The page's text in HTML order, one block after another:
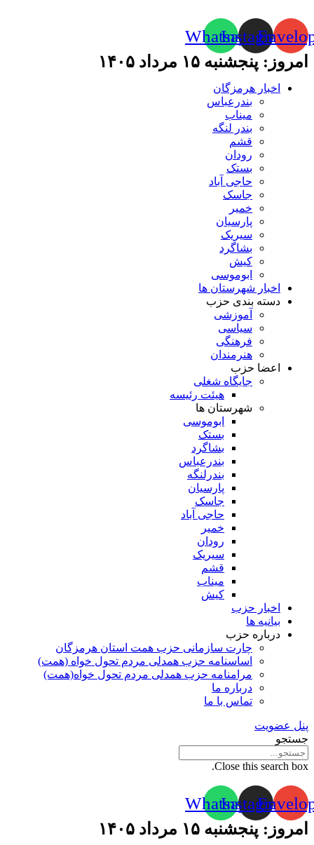
Instagram
Whatsapp
امروز: پنجشنبه ۱۵ مرداد ۱۴۰۵
اخبار هرمزگان
بندرعباس
میناب
بندر لنگه
قشم
رودان
بستک
حاجی آباد
جاسک
خمیر
پارسیان
سیریک
بشاگرد
کیش
ابوموسی
اخبار شهرستان ها
دسته بندی حزب
آموزشی
سیاسی
فرهنگی
هنرمندان
اعضا حزب
جایگاه شغلی
هیئت رئیسه
شهرستان ها
ابوموسی
بستک
بشاگرد
بندرعباس
بندرلنگه
پارسیان
جاسک
حاجی آباد
خمیر
رودان
سیریک
قشم
میناب
کیش
اخبار حزب
بیانیه ها
درباره حزب
چارت سازمانی حزب همت استان هرمزگان
اساسنامه حزب همدلی مردم تحول خواه (همت)
مرامنامه حزب همدلی مردم تحول خواه(همت)
درباره ما
تماس با ما
پنل عضویت
جستجو
Close this search box.
Instagram
Whatsapp
امروز: پنجشنبه ۱۵ مرداد ۱۴۰۵